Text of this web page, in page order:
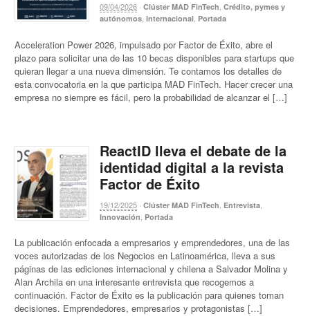
09/04/2026 ·Clúster MAD FinTech,Crédito, pymes y
autónomos,Internacional, Portada
Acceleration Power 2026, impulsado por Factor de Éxito, abre el
plazo para solicitar una de las 10 becas disponibles para startups que
quieran llegar a una nueva dimensión. Te contamos los detalles de
esta convocatoria en la que participa MAD FinTech. Hacer crecer una
empresa no siempre es fácil, pero la probabilidad de alcanzar el […]
ReactID lleva el debate de la
identidad digital a la revista
Factor de Éxito
19/12/2025 ·Clúster MAD FinTech Entrevista
Innovación Portada
La publicación enfocada a empresarios y emprendedores, una de las
voces autorizadas de los Negocios en Latinoamérica, lleva a sus
páginas de las ediciones internacional y chilena a Salvador Molina y
Alan Archila en una interesante entrevista que recogemos a
continuación. Factor de Éxito es la publicación para quienes toman
decisiones. Emprendedores, empresarios y protagonistas […]